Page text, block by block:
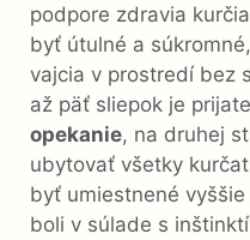
podpore zdravia
byť útulné a
vajcia v prostredí bez
až päť sliepok je
opekanie, na druhej
ubytovať všetky
byť umiestnené
boli v súlade s